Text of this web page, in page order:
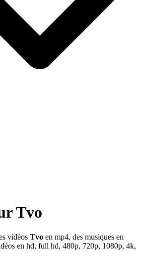
Tvo
vidéos Tvo en mp4, des musiques en
en hd, full hd, 480p, 720p, 1080p, 4k,